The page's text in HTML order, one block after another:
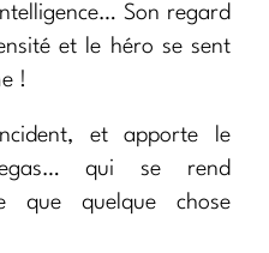
Son regard
et le héro se sent
!
et apporte le
qui se rend
que quelque chose